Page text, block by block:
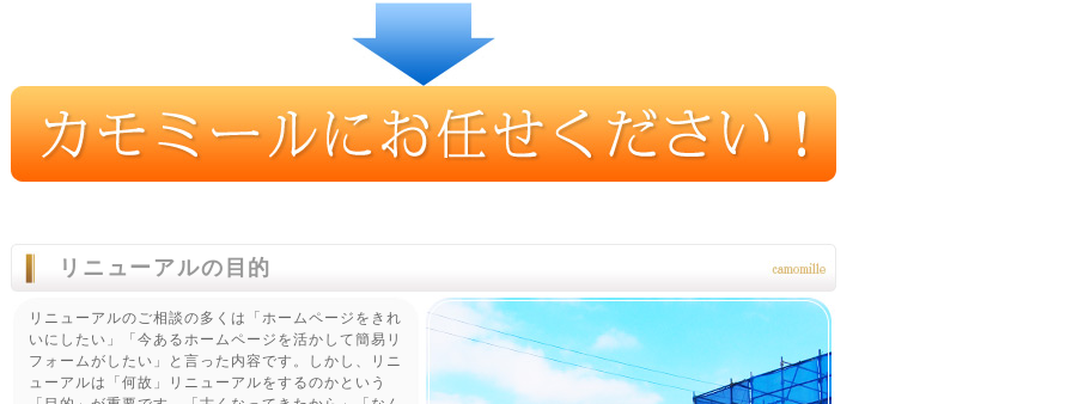
リニューアルの目的
リニューアルのご相談の多くは「ホームページをきれ
いにしたい」「今あるホームページを活かして簡易リ
フォームがしたい」と言った内容です。しかし、リニ
ューアルは「何故」リニューアルをするのかという